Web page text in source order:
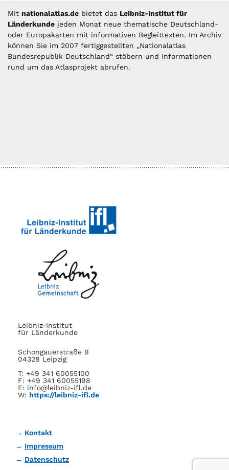
Mit nationalatlas.de bietet das Leibniz-Institut für
Länderkunde jeden Monat neue thematische Deutschland-
oder Europakarten mit informativen Begleittexten. Im Archiv
können Sie im 2007 fertiggestellten „Nationalatlas
Bundesrepublik Deutschland“ stöbern und Informationen
rund um das Atlasprojekt abrufen.
Leibniz-Institut
für Länderkunde
Schongauerstraße 9
04328 Leipzig
T: +49 341 60055100
F: +49 341 60055198
E: info@leibniz-ifl.de
W: https://leibniz-ifl.de
Kontakt
Impressum
Datenschutz